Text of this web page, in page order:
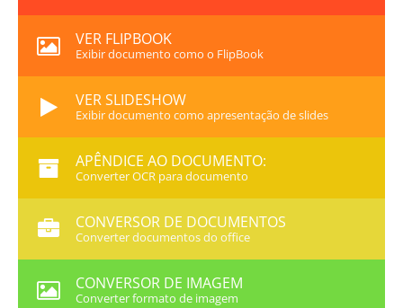
VER FLIPBOOK
Exibir documento como o FlipBook
VER SLIDESHOW
Exibir documento como apresentação de slides
APÊNDICE AO DOCUMENTO:
Converter OCR para documento
CONVERSOR DE DOCUMENTOS
Converter documentos do office
CONVERSOR DE IMAGEM
Converter formato de imagem